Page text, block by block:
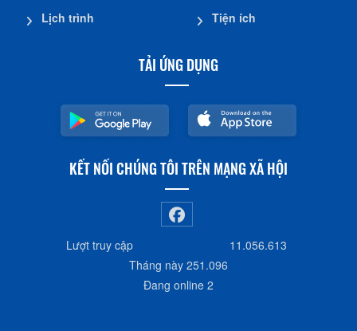
Lịch trình
Tiện ích
TẢI ỨNG DỤNG
KẾT NỐI CHÚNG TÔI TRÊN MẠNG XÃ HỘI
Lượt truy cập
11.056.613
Tháng này 251.096
Đang online 2